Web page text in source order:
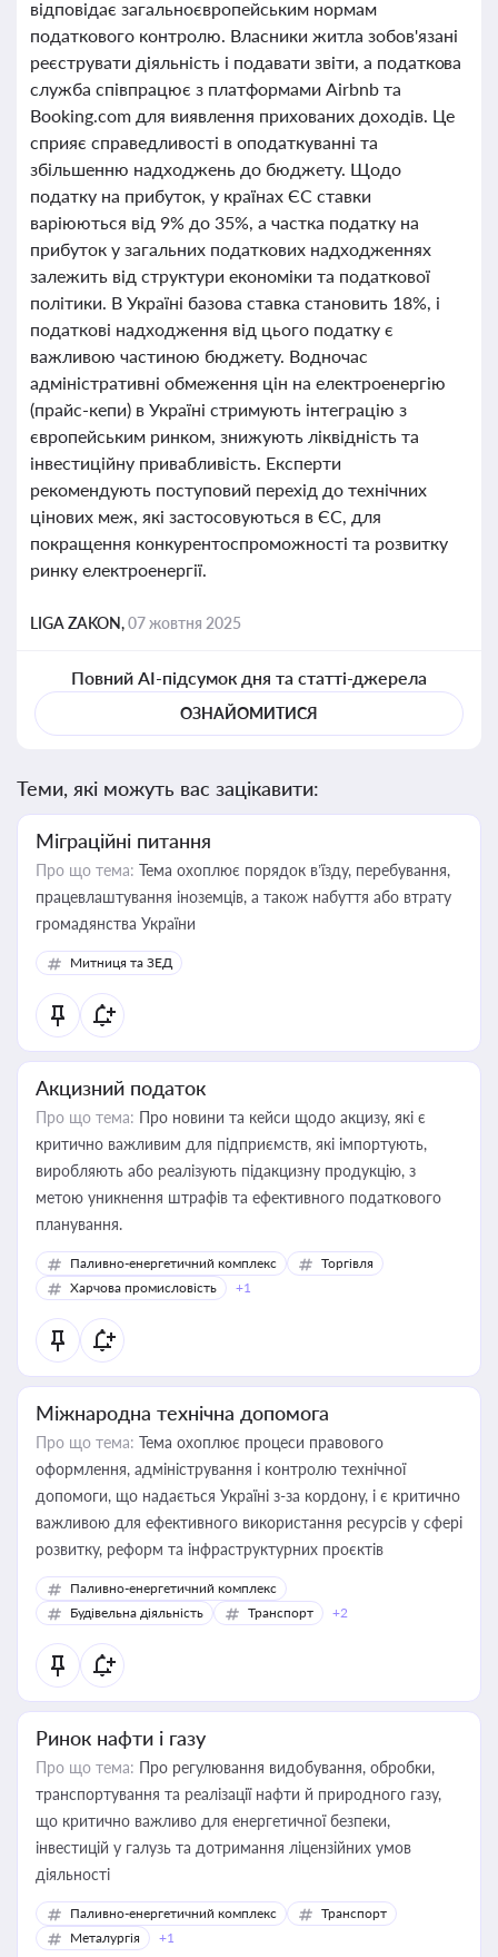
відповідає загальноєвропейським нормам
податкового контролю. Власники житла зобов'язані
реєструвати діяльність і подавати звіти, а податкова
служба співпрацює з платформами Airbnb та
Booking.com для виявлення прихованих доходів. Це
сприяє справедливості в оподаткуванні та
збільшенню надходжень до бюджету. Щодо
податку на прибуток, у країнах ЄС ставки
варіюються від 9% до 35%, а частка податку на
прибуток у загальних податкових надходженнях
залежить від структури економіки та податкової
політики. В Україні базова ставка становить 18%, і
податкові надходження від цього податку є
важливою частиною бюджету. Водночас
адміністративні обмеження цін на електроенергію
(прайс-кепи) в Україні стримують інтеграцію з
європейським ринком, знижують ліквідність та
інвестиційну привабливість. Експерти
рекомендують поступовий перехід до технічних
цінових меж, які застосовуються в ЄС, для
покращення конкурентоспроможності та розвитку
ринку електроенергії.
LIGA ZAKON,07 жовтня 2025
Повний AI-підсумок дня та статті-джерела
ОЗНАЙОМИТИСЯ
Теми, які можуть вас зацікавити:
Міграційні питання
Про що тема: Тема охоплює порядок в’їзду, перебування,
працевлаштування іноземців, а також набуття або втрату
громадянства України
Митниця та ЗЕД
Акцизний податок
Про що тема: Про новини та кейси щодо акцизу, які є
критично важливим для підприємств, які імпортують,
виробляють або реалізують підакцизну продукцію, з
метою уникнення штрафів та ефективного податкового
планування.
Паливно-енергетичний комплекс
Торгівля
Харчова промисловість
+1
Міжнародна технічна допомога
Про що тема: Тема охоплює процеси правового
оформлення, адміністрування і контролю технічної
допомоги, що надається Україні з-за кордону, і є критично
важливою для ефективного використання ресурсів у сфері
розвитку, реформ та інфраструктурних проєктів
Паливно-енергетичний комплекс
Будівельна діяльність
Транспорт +2
Ринок нафти і газу
Про що тема: Про регулювання видобування, обробки,
транспортування та реалізації нафти й природного газу,
що критично важливо для енергетичної безпеки,
інвестицій у галузь та дотримання ліцензійних умов
діяльності
Паливно-енергетичний комплекс
Транспорт
Металургія
+1